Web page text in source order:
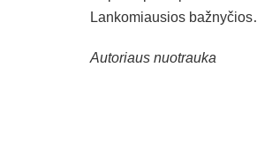
Lankomiausios
Autoriaus nuotrauka